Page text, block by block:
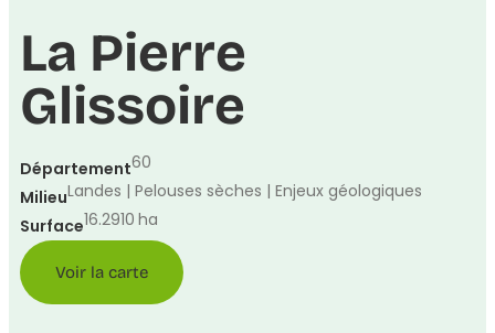
La Pierre
Glissoire
Département60
MilieuLandes | Pelouses sèches | Enjeux géologiques
Surface16.2910 ha
Voir la carte